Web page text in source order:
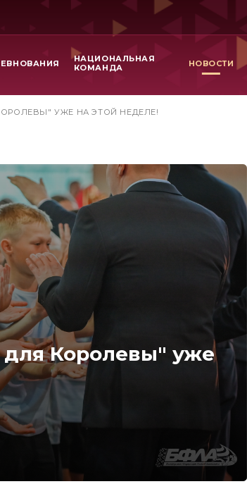
НАЦИОНАЛЬНАЯ
КОМАНДА
НОВОСТИ
УЖЕ НА ЭТОЙ НЕДЕЛЕ!
Королевы" уже